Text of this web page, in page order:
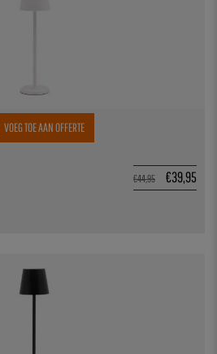
VOEG TOE AAN OFFERTE
€44,95 €39,95